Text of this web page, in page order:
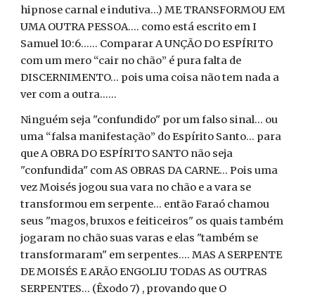
hipnose carnal e indutiva...) ME TRANSFORMOU EM
UMA OUTRA PESSOA.... como está escrito em I
Samuel 10:6...... Comparar A UNÇÃO DO ESPÍRITO
com um mero “cair no chão” é pura falta de
DISCERNIMENTO... pois uma coisa não tem nada a
ver com a outra......
Ninguém seja "confundido" por um falso sinal... ou
uma “falsa manifestação” do Espírito Santo... para
que A OBRA DO ESPÍRITO SANTO não seja
"confundida" com AS OBRAS DA CARNE... Pois uma
vez Moisés jogou sua vara no chão e a vara se
transformou em serpente... então Faraó chamou
seus "magos, bruxos e feiticeiros" os quais também
jogaram no chão suas varas e elas "também se
transformaram" em serpentes.... MAS A SERPENTE
DE MOISÉS E ARÃO ENGOLIU TODAS AS OUTRAS
SERPENTES... (Êxodo 7) , provando que O